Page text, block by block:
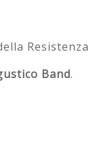
Resistenza
Band.